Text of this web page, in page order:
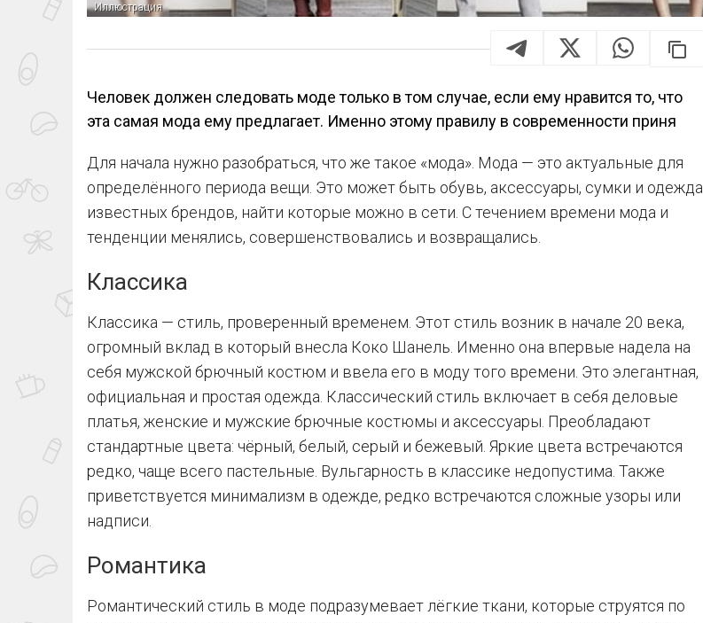
Иллюстрация
Человек должен следовать моде только в том случае, если ему нравится то, что
эта самая мода ему предлагает. Именно этому правилу в современности приня
Для начала нужно разобраться, что же такое «мода». Мода — это актуальные для
определённого периода вещи. Это может быть обувь, аксессуары, сумки и одежда
известных брендов, найти которые можно в сети. С течением времени мода и
тенденции менялись, совершенствовались и возвращались.
Классика
Классика — стиль, проверенный временем. Этот стиль возник в начале 20 века,
огромный вклад в который внесла Коко Шанель. Именно она впервые надела на
себя мужской брючный костюм и ввела его в моду того времени. Это элегантная,
официальная и простая одежда. Классический стиль включает в себя деловые
платья, женские и мужские брючные костюмы и аксессуары. Преобладают
стандартные цвета: чёрный, белый, серый и бежевый. Яркие цвета встречаются
редко, чаще всего пастельные. Вульгарность в классике недопустима. Также
приветствуется минимализм в одежде, редко встречаются сложные узоры или
надписи.
Романтика
Романтический стиль в моде подразумевает лёгкие ткани, которые струятся по